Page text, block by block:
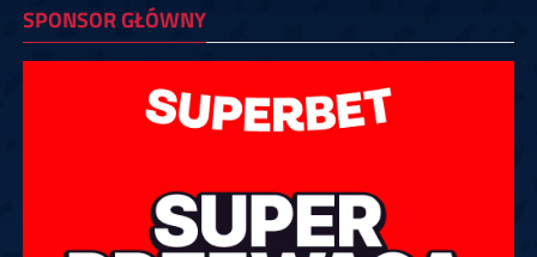
SPONSOR GŁÓWNY